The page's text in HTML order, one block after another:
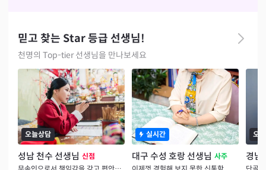
믿고 찾는 Star 등급 선생님!
천명의 Top-tier 선생님을 만나보세요
오늘상담
성남 천수 선생님 신점
실시간
대구 수성 호랑 선생님 사주
오
경남